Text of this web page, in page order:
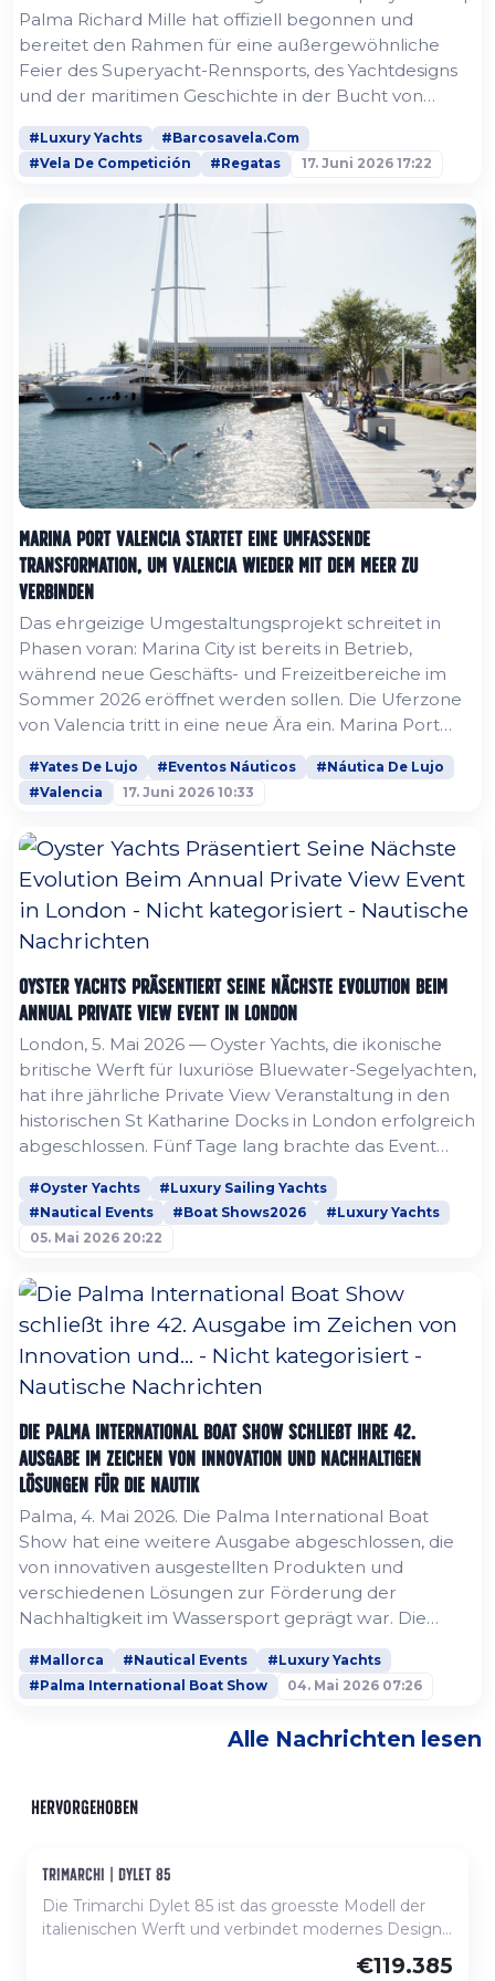
Palma Richard Mille hat offiziell begonnen und
bereitet den Rahmen für eine außergewöhnliche
Feier des Superyacht-Rennsports, des Yachtdesigns
und der maritimen Geschichte in der Bucht von
Palma. Dieses Jubiläum ist ein bedeutender
Meilenstein für Europas traditionsreichste
Superyacht-Regatta. Im Jahr 2026 wird die
Weltklasse-Wettbewerb mit der entspannten,...
#Luxury Yachts
#Barcosavela.Com
#Vela De Competición
#Regatas 17. Juni 2026 17:22
Marina Port Valencia startet eine umfassende
Transformation, um Valencia wieder mit dem Meer zu
verbinden
Das ehrgeizige Umgestaltungsprojekt schreitet in
Phasen voran: Marina City ist bereits in Betrieb,
während neue Geschäfts- und Freizeitbereiche im
Sommer 2026 eröffnet werden sollen. Die Uferzone
von Valencia tritt in eine neue Ära ein. Marina Port
Valencia, eines der ambitioniertesten Marina-
Entwicklungsprojekte, die derzeit im Mittelmeerraum
umgesetzt werden, hat offiziell damit begonnen, die
Transformationsplans zu...
#Yates De Lujo #Eventos Náuticos
#Náutica De Lujo
#Valencia
17. Juni 2026 10:33
Oyster Yachts Präsentiert Seine Nächste Evolution Beim
Annual Private View Event in London
London, 5. Mai 2026 — Oyster Yachts, die ikonische
britische Werft für luxuriöse Bluewater-Segelyachten,
hat ihre jährliche Private View Veranstaltung in den
historischen St Katharine Docks in London erfolgreich
abgeschlossen. Fünf Tage lang brachte das Event
Oyster-Eigner, Branchenführer und bekannte
Stimmen der Segelwelt zusammen, um über die
Zukunft des Offshore-Segelns zu diskutieren und
gleichzeitig die seltene Gelegenheit zu bieten, einen
großen Teil der...
#Oyster Yachts
#Luxury Sailing Yachts
#Nautical Events
#Boat Shows2026
#Luxury Yachts
05. Mai 2026 20:22
Die Palma International Boat Show schließt ihre 42.
Ausgabe im Zeichen von Innovation und nachhaltigen
Lösungen für die Nautik
Palma, 4. Mai 2026. Die Palma International Boat
Show hat eine weitere Ausgabe abgeschlossen, die
von innovativen ausgestellten Produkten und
verschiedenen Lösungen zur Förderung der
Nachhaltigkeit im Wassersport geprägt war. Die
nautische Branche, die sich zunehmend der
Notwendigkeit bewusst ist, das Meer zu schützen,
nutzte die Plattform der Messe in Palma, um
Jetskis und wasserstoffbetriebene Boote als
#Mallorca #Nautical Events
#Luxury Yachts
#Palma International Boat Show
04. Mai 2026 07:26
Alle Nachrichten lesen
HERVORGEHOBEN
Neu, auf Bestellung verfügbar
trimarchi | dylet 85
Die Trimarchi Dylet 85 ist das groesste Modell der
italienischen Werft und verbindet modernes Design,
Laenge ueber alles und grosszuegiger Breite bietet
€119.385